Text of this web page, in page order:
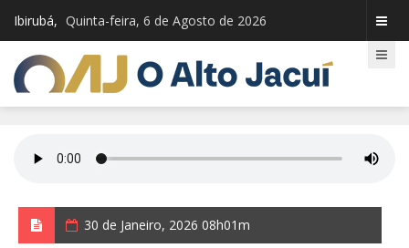
Ibirubá, Quinta-feira, 6 de Agosto de 2026
30 de Janeiro, 2026 08h01m